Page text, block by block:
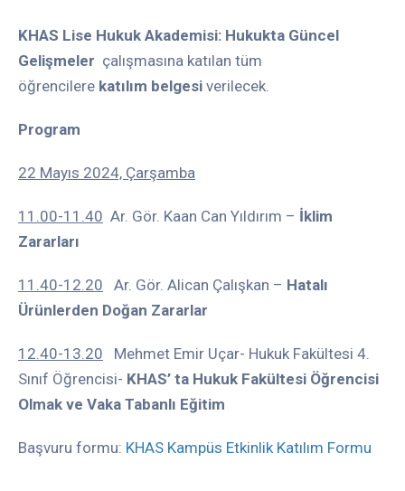
KHAS Lise Hukuk Akademisi: Hukukta Güncel
Gelişmeler çalışmasına katılan tüm
öğrencilere katılım belgesi verilecek.
Program
22 Mayıs 2024, Çarşamba
11.00-11.40 Ar. Gör. Kaan Can Yıldırım – İklim
Zararları
11.40-12.20 Ar. Gör. Alican Çalışkan – Hatalı
Ürünlerden Doğan Zararlar
12.40-13.20
Mehmet Emir Uçar- Hukuk Fakültesi 4.
Sınıf Öğrencisi- KHAS’ ta Hukuk Fakültesi Öğrencisi
Olmak ve Vaka Tabanlı Eğitim
Başvuru formu: KHAS Kampüs Etkinlik Katılım Formu